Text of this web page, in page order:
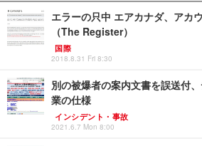
エラーの只中 エアカナダ、アカ
（The Register）
国際
2018.8.31 Fri 8:30
別の被爆者の案内文書を誤送付
業の仕様
インシデント・事故
2021.6.7 Mon 8:00